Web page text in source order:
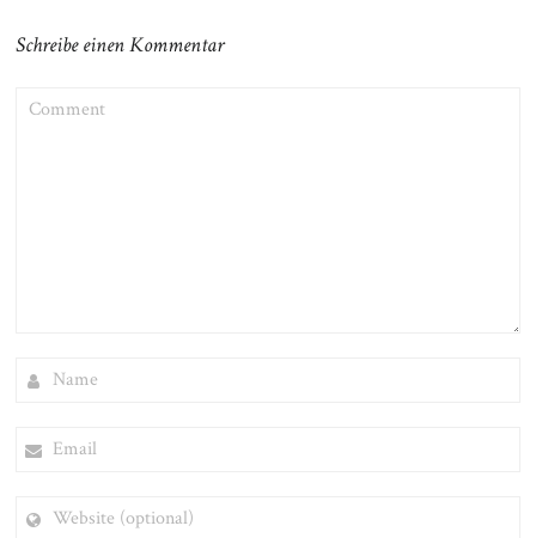
Schreibe einen Kommentar
(OPTIONAL)